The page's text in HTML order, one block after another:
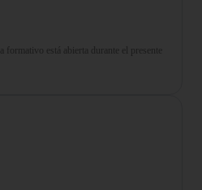
formativo está abierta durante el presente